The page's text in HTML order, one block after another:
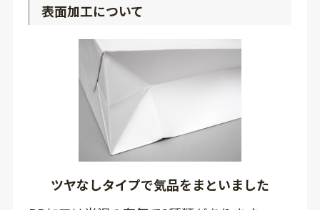
表面加工について
ツヤなしタイプで気品をまといました